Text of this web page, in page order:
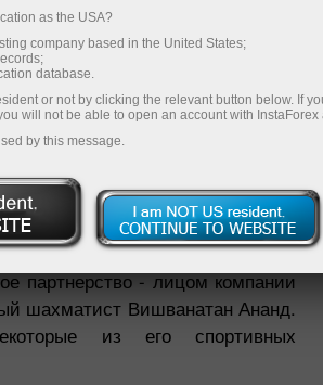
PM
гордостью анонсирует новое
партнерство - лицом компании
шахматист Вишванатан Ананд.
из его спортивных
as the USA?
company based in the United States;
database.
or not by clicking the relevant button below. If
will not be able to open an account with InstaForex
by this message.